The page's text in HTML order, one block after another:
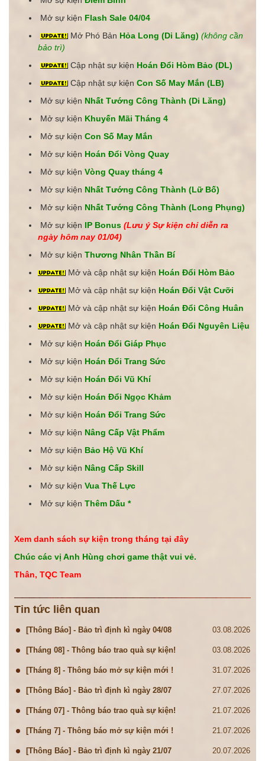
Mở sự kiện Flash Sale 04/04
Mở Phó Bản Hỏa Long (Di Lăng)(không cần
bảo trì)
Cập nhật sự kiện Hoán Đổi Hòm Bảo (DL)
Cập nhật sự kiện Con Số May Mắn (LB)
Mở sự kiện Nhất Tướng Công Thành (Di Lăng)
Mở sự kiện Khuyến Mãi Tháng 4
Mở sự kiệnCon Số May Mắn
Mở sự kiện Hoán Đổi Vòng Quay
Mở sự kiệnVòng Quay tháng 4
Mở sự kiện Nhất Tướng Công Thành (Lữ Bố)
Mở sự kiện Nhất Tướng Công Thành (Long Phụng)
Mở sự kiện IP Bonus(Lưu ý Sự kiện chỉ diễn ra
ngày hôm nay 01/04)
Mở sự kiệnThương Nhân Thần Bí
Mở và cập nhật sự kiện Hoán Đổi Hòm Bảo
Mở và cập nhật sự kiện Hoán Đổi Vật Cưỡi
Mở và cập nhật sự kiện Hoán Đổi Công Huân
Mở và cập nhật sự kiện Hoán Đổi Nguyên Liệu
Mở sự kiện Hoán Đổi Giáp Phục
Mở sự kiện Hoán Đổi Trang Sức
Mở sự kiện Hoán Đổi Vũ Khí
Mở sự kiện Hoán Đổi Ngọc Khảm
Mở sự kiện Hoán Đổi Trang Sức
Mở sự kiện Nâng Cấp Vật Phẩm
Mở sự kiện Bảo Hộ Vũ Khí
Mở sự kiện Nâng Cấp Skill
Mở sự kiện Vua Thế Lực
Mở sự kiện Thêm Dấu *
Xem danh sách sự kiện trong tháng tại đây
Chúc các vị Anh Hùng chơi game thật vui vẻ.
Thân, TQC Team
Tin tức liên quan
[Thông Báo] - Bảo trì định kì ngày 04/08 03.08.2026
[Tháng 08] - Thông báo trao quà sự kiện! 03.08.2026
[Tháng 8] - Thông báo mở sự kiện mới ! 31.07.2026
[Thông Báo] - Bảo trì định kì ngày 28/07 27.07.2026
[Tháng 07] - Thông báo trao quà sự kiện! 21.07.2026
[Tháng 7] - Thông báo mở sự kiện mới ! 21.07.2026
[Thông Báo] - Bảo trì định kì ngày 21/07 20.07.2026